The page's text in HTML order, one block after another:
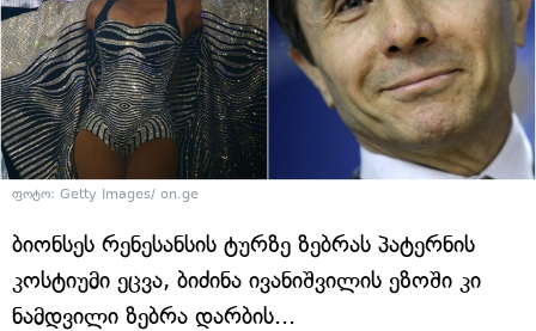
ფოტო: Getty Images/ on.ge
ბიონსეს რენესანსის ტურზე ზებრას პატერნის
კოსტიუმი ეცვა, ბიძინა ივანიშვილის ეზოში კი
ნამდვილი ზებრა დარბის...